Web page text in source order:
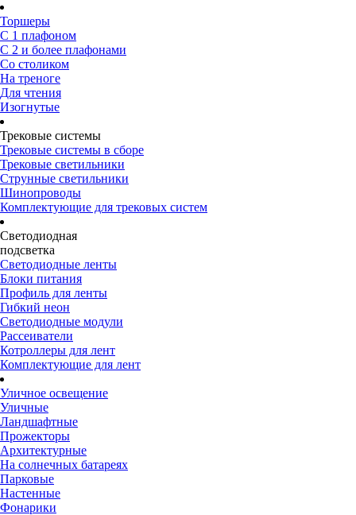
Торшеры
С 1 плафоном
С 2 и более плафонами
Со столиком
На треноге
Для чтения
Изогнутые
Трековые системы
Трековые системы в сборе
Трековые светильники
Струнные светильники
Шинопроводы
Комплектующие для трековых систем
Светодиодная
подсветка
Светодиодные ленты
Блоки питания
Профиль для ленты
Гибкий неон
Светодиодные модули
Рассеиватели
Котроллеры для лент
Комплектующие для лент
Уличное освещение
Уличные
Ландшафтные
Прожекторы
Архитектурные
На солнечных батареях
Парковые
Настенные
Фонарики